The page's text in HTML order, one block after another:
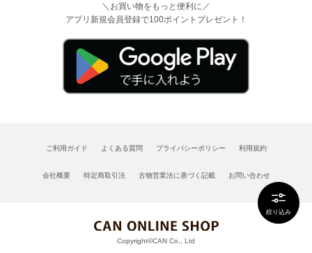
絞り込み
＼お買い物をもっと便利に／
アプリ新規会員登録で100ポイントプレゼント！
ご利用ガイド よくある質問 プライバシーポリシー 利用規約
会社概要 特定商取引法 古物営業法に基づく記載 お問い合わせ
Copyright©CAN Co., Ltd